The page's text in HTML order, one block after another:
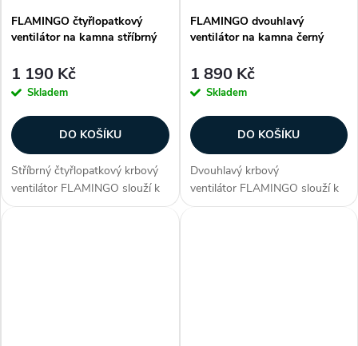
FLAMINGO čtyřlopatkový
ventilátor na kamna stříbrný
1 190 Kč
Skladem
DO KOŠÍKU
Stříbrný čtyřlopatkový krbový
ventilátor FLAMINGO slouží k
rozhánění teplého vzduchu od
FLAMINGO dvouhlavý
ventilátor na kamna černý
1 890 Kč
Skladem
DO KOŠÍKU
Dvouhlavý krbový
ventilátor FLAMINGO slouží k
rozhánění teplého vzduchu od